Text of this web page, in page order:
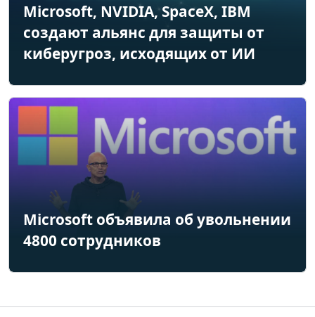
Microsoft, NVIDIA, SpaceX, IBM
создают альянс для защиты от
киберугроз, исходящих от ИИ
Microsoft объявила об увольнении
4800 сотрудников